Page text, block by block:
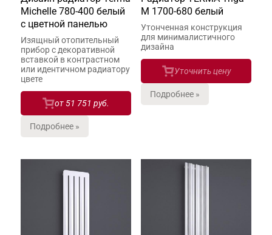
Michelle 780-400 белый
с цветной панелью
Изящный отопительный
прибор с декоративной
вставкой в контрастном
или идентичном радиатору
цвете
от51 751 руб.
Подробнее »
M 1700-680 белый
Утонченная конструкция
для минималистичного
дизайна
Уточнить цену
Подробнее »